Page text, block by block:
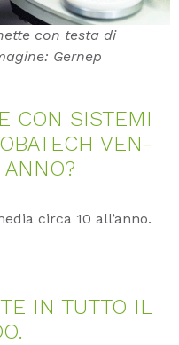
con testa di
Gernep
CON SIS­TE­MI
VEN­
circa 10 all’anno.
IN TUT­TO IL